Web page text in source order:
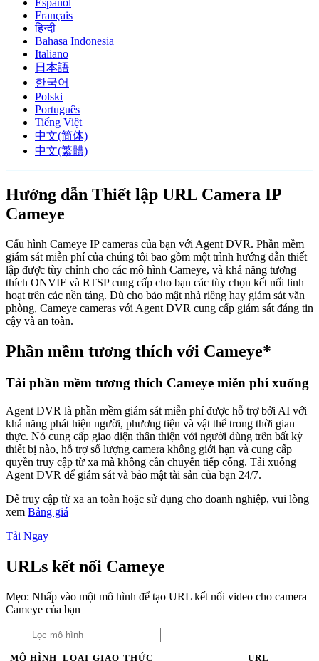
Español
Français
हिन्दी
Bahasa Indonesia
Italiano
日本語
한국어
Polski
Português
Tiếng Việt
中文(简体)
中文(繁體)
Hướng dẫn Thiết lập URL Camera IP
Cameye
Cấu hình Cameye IP cameras của bạn với Agent DVR. Phần mềm
giám sát miễn phí của chúng tôi bao gồm một trình hướng dẫn thiết
lập được tùy chỉnh cho các mô hình Cameye, và khả năng tương
thích ONVIF và RTSP cung cấp cho bạn các tùy chọn kết nối linh
hoạt trên các nền tảng. Dù cho bảo mật nhà riêng hay giám sát văn
phòng, Cameye cameras với Agent DVR cung cấp giám sát đáng tin
cậy và an toàn.
Phần mềm tương thích với Cameye*
Tải phần mềm tương thích Cameye miễn phí xuống
Agent DVR là phần mềm giám sát miễn phí được hỗ trợ bởi AI với
khả năng phát hiện người, phương tiện và vật thể trong thời gian
thực. Nó cung cấp giao diện thân thiện với người dùng trên bất kỳ
thiết bị nào, hỗ trợ số lượng camera không giới hạn và cung cấp
quyền truy cập từ xa mà không cần chuyển tiếp cổng. Tải xuống
Agent DVR để giám sát và bảo mật tài sản của bạn 24/7.
Để truy cập từ xa an toàn hoặc sử dụng cho doanh nghiệp, vui lòng
xem Bảng giá
Tải Ngay
URLs kết nối Cameye
Mẹo: Nhấp vào một mô hình để tạo URL kết nối video cho camera
Cameye của bạn
MÔ HÌNH LOẠI GIAO THỨC URL